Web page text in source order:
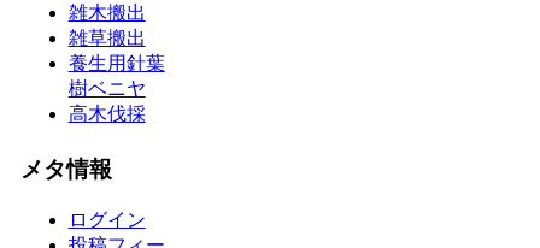
雑木搬出
雑草搬出
養生用針葉
樹ベニヤ
高木伐採
メタ情報
ログイン